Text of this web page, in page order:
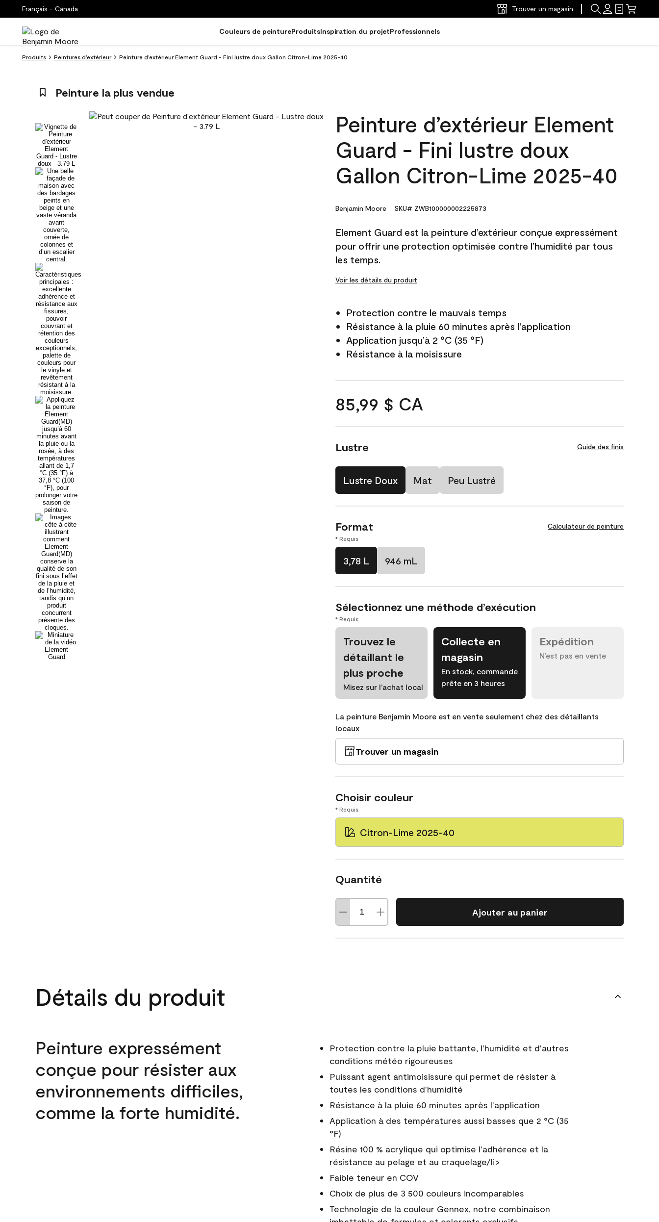
Français - Canada Trouver un magasin
Couleurs de peintureProduitsInspiration du projetProfessionnels
Produits Peintures d’extérieur Peinture d’extérieur Element Guard - Fini lustre doux Gallon Citron-Lime 2025-40
Peinture la plus vendue
Peinture d’extérieur Element
Guard - Fini lustre doux
Gallon Citron-Lime 2025-40
Benjamin Moore SKU# ZWB100000002225873
Element Guard est la peinture d’extérieur conçue expressément
pour offrir une protection optimisée contre l’humidité par tous
les temps.
Voir les détails du produit
Protection contre le mauvais temps
Résistance à la pluie 60 minutes après l'application
Application jusqu’à 2 °C (35 °F)
Résistance à la moisissure
85,99 $ CA
Lustre Guide des finis
Lustre Doux Mat Peu Lustré
Format Calculateur de peinture
* Requis
3,78 L 946 mL
Sélectionnez une méthode d’exécution
* Requis
Trouvez le
détaillant le
plus proche
Misez sur l’achat local
Collecte en
magasin
En stock, commande
prête en 3 heures
Expédition
N’est pas en vente
La peinture Benjamin Moore est en vente seulement chez des détaillants
locaux
Trouver un magasin
Choisir couleur
* Requis
Citron-Lime 2025-40
Quantité
Ajouter au panier
Détails du produit
Peinture expressément
conçue pour résister aux
environnements difficiles,
comme la forte humidité.
Protection contre la pluie battante, l'humidité et d'autres
conditions météo rigoureuses
Puissant agent antimoisissure qui permet de résister à
toutes les conditions d'humidité
Résistance à la pluie 60 minutes après l'application
Application à des températures aussi basses que 2 °C (35
°F)
Résine 100 % acrylique qui optimise l'adhérence et la
résistance au pelage et au craquelage/li>
Faible teneur en COV
Choix de plus de 3 500 couleurs incomparables
Technologie de la couleur Gennex, notre combinaison